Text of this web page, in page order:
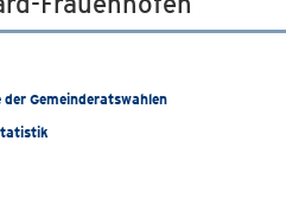
der Gemeinderatswahlen